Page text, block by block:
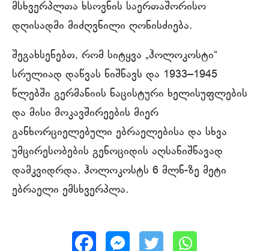
მსხვერპლთა ხსოვნის საერთაშორისო
დღისადმი მიძღვნილი ღონისძიება.
შეგახსენებთ, რომ სიტყვა „ჰოლოკოსტი“
სრულიად დაწვას ნიშნავს და 1933–1945
წლებში გერმანიის ნაცისტური ხელისუფლების
და მისი მოკავშირეების მიერ
განხორციელებული ებრაელებისა და სხვა
უმცირესობების გენოციდის აღსანიშნავად
დამკვიდრდა. ჰოლოკოსტს 6 მლნ-ზე მეტი
ებრაელი ემსხვერპლა.